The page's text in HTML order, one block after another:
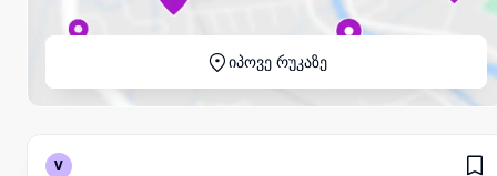
იპოვე რუკაზე
V